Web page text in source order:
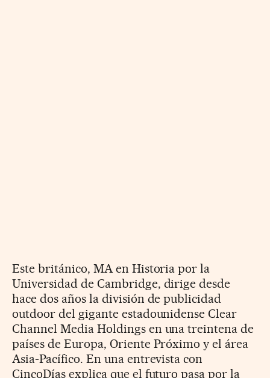
Este británico, MA en Historia por la
Universidad de Cambridge, dirige desde
hace dos años la división de publicidad
outdoor del gigante estadounidense Clear
Channel Media Holdings en una treintena de
países de Europa, Oriente Próximo y el área
Asia-Pacífico. En una entrevista con
CincoDías explica que el futuro pasa por la